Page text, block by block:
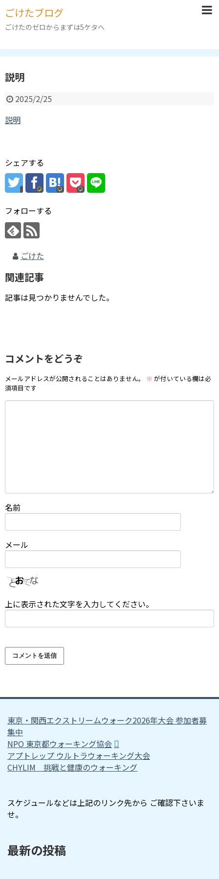
ごけたブログ
ごけたのゼロからまずは5ケタへ
説明
2025/2/25
説明
シェアする
フォローする
ごけた
関連記事
記事は見つかりませんでした。
コメントをどうぞ
メールアドレスが公開されることはありません。 ※ が付いている欄は必
須項目です
名前
メール
上に表示された文字を入力してください。
東京・関西エクストリームウォーク2026年大会 参加者募
集中
NPO 東京都ウォーキング協会
アプトレップ ウルトラウォーキング大会
CHYLIM 挑戦と健康のウォーキング
スケジュールなどは上記のリンク先から ご確認下さいま
せ。
最新の投稿